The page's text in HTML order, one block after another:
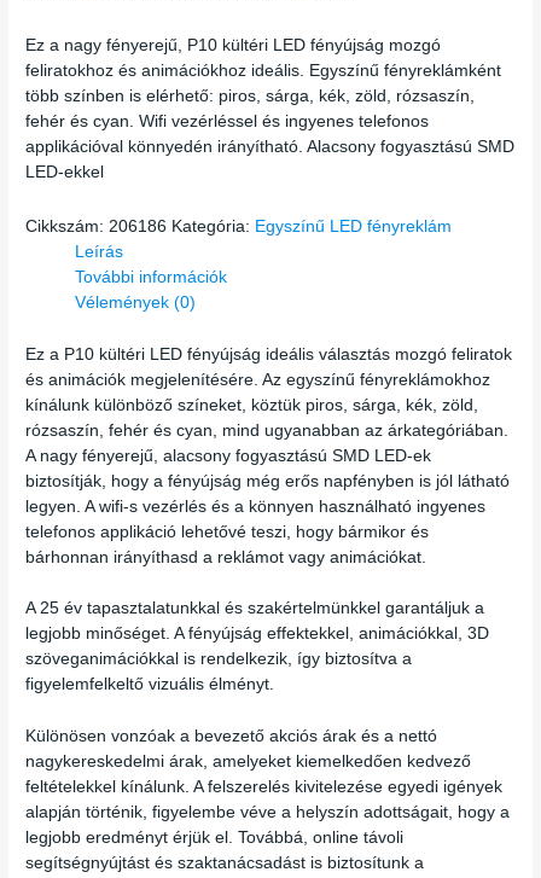
Ez a nagy fényerejű, P10 kültéri LED fényújság mozgó
feliratokhoz és animációkhoz ideális. Egyszínű fényreklámként
több színben is elérhető: piros, sárga, kék, zöld, rózsaszín,
fehér és cyan. Wifi vezérléssel és ingyenes telefonos
applikációval könnyedén irányítható. Alacsony fogyasztású SMD
LED-ekkel
Cikkszám: 206186 Kategória: Egyszínű LED fényreklám
Leírás
További információk
Vélemények (0)
Ez a P10 kültéri LED fényújság ideális választás mozgó feliratok
és animációk megjelenítésére. Az egyszínű fényreklámokhoz
kínálunk különböző színeket, köztük piros, sárga, kék, zöld,
rózsaszín, fehér és cyan, mind ugyanabban az árkategóriában.
A nagy fényerejű, alacsony fogyasztású SMD LED-ek
biztosítják, hogy a fényújság még erős napfényben is jól látható
legyen. A wifi-s vezérlés és a könnyen használható ingyenes
telefonos applikáció lehetővé teszi, hogy bármikor és
bárhonnan irányíthasd a reklámot vagy animációkat.
A 25 év tapasztalatunkkal és szakértelmünkkel garantáljuk a
legjobb minőséget. A fényújság effektekkel, animációkkal, 3D
szöveganimációkkal is rendelkezik, így biztosítva a
figyelemfelkeltő vizuális élményt.
Különösen vonzóak a bevezető akciós árak és a nettó
nagykereskedelmi árak, amelyeket kiemelkedően kedvező
feltételekkel kínálunk. A felszerelés kivitelezése egyedi igények
alapján történik, figyelembe véve a helyszín adottságait, hogy a
legjobb eredményt érjük el. Továbbá, online távoli
segítségnyújtást és szaktanácsadást is biztosítunk a